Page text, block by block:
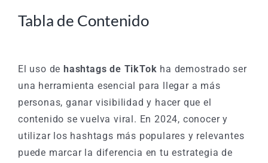
Tabla de Contenido
El uso de hashtags de TikTok ha demostrado ser
una herramienta esencial para llegar a más
personas, ganar visibilidad y hacer que el
contenido se vuelva viral. En 2024, conocer y
utilizar los hashtags más populares y relevantes
puede marcar la diferencia en tu estrategia de